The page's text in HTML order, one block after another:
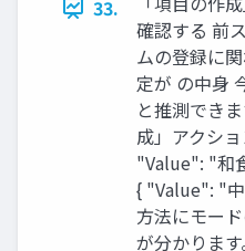
33.
確認する 前
ムの登録に
定が の中身
と推測でき
成」アクシ
"Value": "和
{ "Value": "
方法にモー
が分かりま